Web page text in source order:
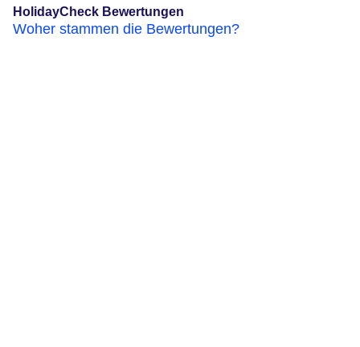
HolidayCheck Bewertungen
Woher stammen die Bewertungen?